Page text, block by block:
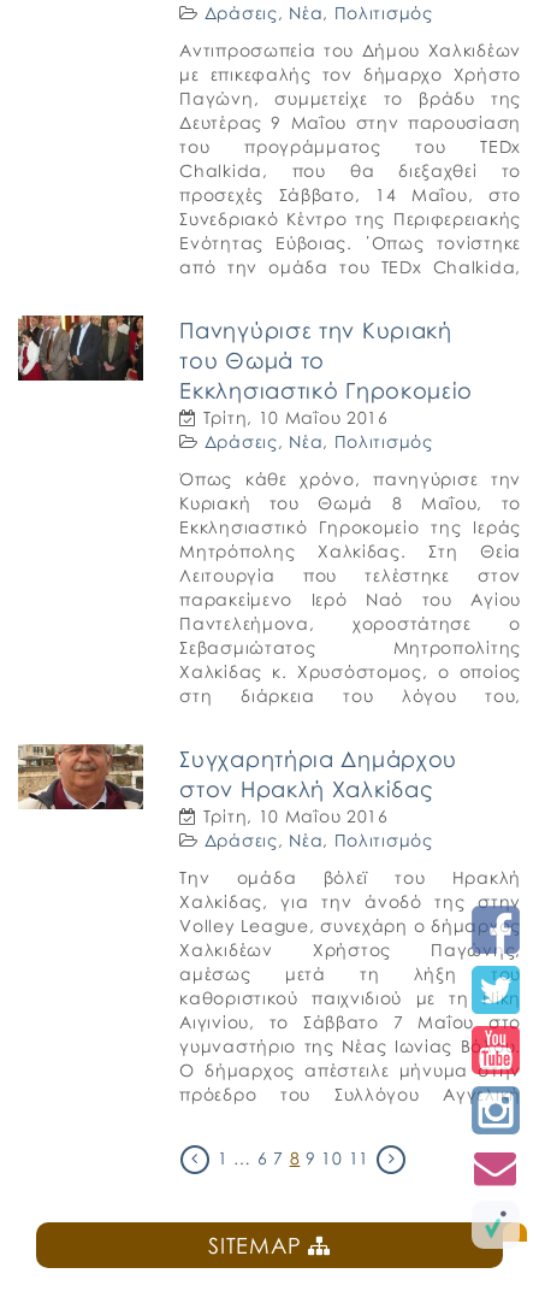
Δράσεις, Νέα, Πολιτισμός
Αντιπροσωπεία του Δήμου Χαλκιδέων
με επικεφαλής τον δήμαρχο Χρήστο
Παγώνη, συμμετείχε το βράδυ της
Δευτέρας 9 Μαΐου στην παρουσίαση
του προγράμματος του TEDx
Chalkida, που θα διεξαχθεί το
προσεχές Σάββατο, 14 Μαΐου, στο
Συνεδριακό Κέντρο της Περιφερειακής
Ενότητας Εύβοιας. ΄Οπως τονίστηκε
από την ομάδα του TEDx Chalkida,
Πανηγύρισε την Κυριακή
του Θωμά το
Εκκλησιαστικό Γηροκομείο
Τρίτη, 10 Μαΐου 2016
Δράσεις, Νέα, Πολιτισμός
Όπως κάθε χρόνο, πανηγύρισε την
Κυριακή του Θωμά 8 Μαΐου, το
Εκκλησιαστικό Γηροκομείο της Ιεράς
Μητρόπολης Χαλκίδας. Στη Θεία
Λειτουργία που τελέστηκε στον
παρακείμενο Ιερό Ναό του Αγίου
Παντελεήμονα, χοροστάτησε ο
Σεβασμιώτατος Μητροπολίτης
Χαλκίδας κ. Χρυσόστομος, ο οποίος
στη διάρκεια του λόγου του,
κτήτορές του, τους ευεργέτες […]
Συγχαρητήρια Δημάρχου
στον Ηρακλή Χαλκίδας
Τρίτη, 10 Μαΐου 2016
Δράσεις, Νέα, Πολιτισμός
Την ομάδα βόλεϊ του Ηρακλή
Χαλκίδας, για την άνοδό της στην
Volley League, συνεχάρη ο δήμαρχος
Χαλκιδέων Χρήστος Παγώνης,
αμέσως μετά τη λήξη του
καθοριστικού παιχνιδιού με τη Νίκη
Αιγινίου, το Σάββατο 7 Μαΐου στο
γυμναστήριο της Νέας Ιωνίας Βόλου.
Ο δήμαρχος απέστειλε μήνυμα στην
πρόεδρο του Συλλόγου Αγγελική
Φλώρου, μέσω του οποίου εξέφρασε
τα […]
1 … 6 7 8 9 10 11
SITEMAP